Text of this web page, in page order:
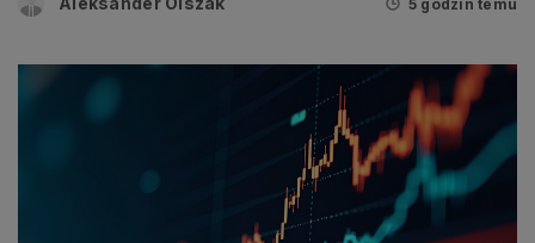
5 godzin temu